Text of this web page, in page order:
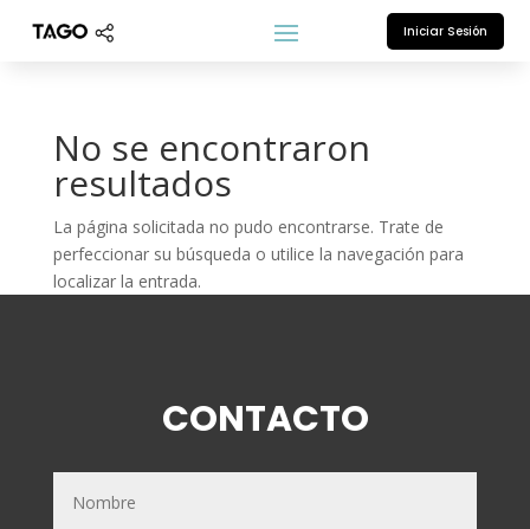
Iniciar Sesión
No se encontraron
resultados
La página solicitada no pudo encontrarse. Trate de
perfeccionar su búsqueda o utilice la navegación para
localizar la entrada.
CONTACTO